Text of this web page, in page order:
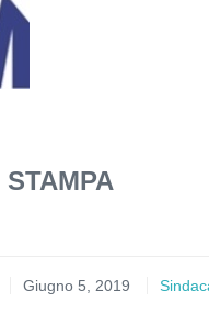
Giugno 5, 2019